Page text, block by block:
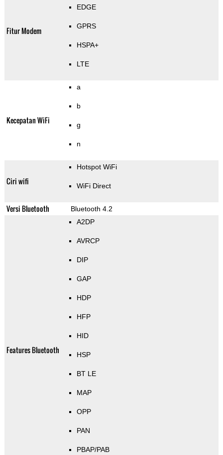
Fitur Modem
EDGE
GPRS
HSPA+
LTE
Kecepatan WiFi
a
b
g
n
Ciri wifi
Hotspot WiFi
WiFi Direct
Versi Bluetooth Bluetooth 4.2
Features Bluetooth
A2DP
AVRCP
DIP
GAP
HDP
HFP
HID
HSP
BT LE
MAP
OPP
PAN
PBAP/PAB